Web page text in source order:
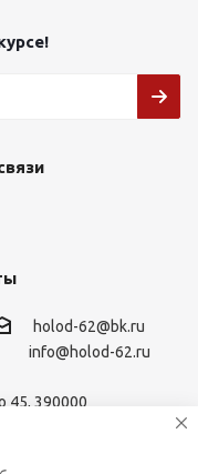
holod-62@bk.ru
info@holod-62.ru
45, 390000